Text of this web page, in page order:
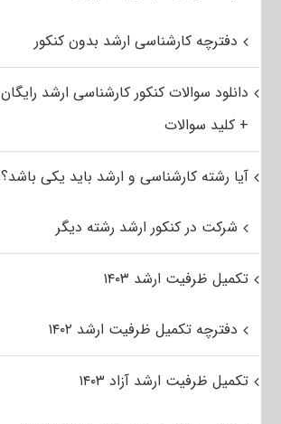
دفترچه کارشناسی ارشد بدون کنکور
دانلود سوالات کنکور کارشناسی ارشد رایگان
+ کلید سوالات
آیا رشته کارشناسی و ارشد باید یکی باشد؟
شرکت در کنکور ارشد رشته دیگر
تکمیل ظرفیت ارشد ۱۴۰۳
دفترچه تکمیل ظرفیت ارشد ۱۴۰۲
تکمیل ظرفیت ارشد آزاد ۱۴۰۳